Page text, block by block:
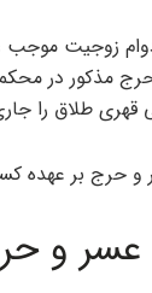
زوجیت موجب
مذکور در
قهری طلاق را
و حرج بر عهده
عسر و